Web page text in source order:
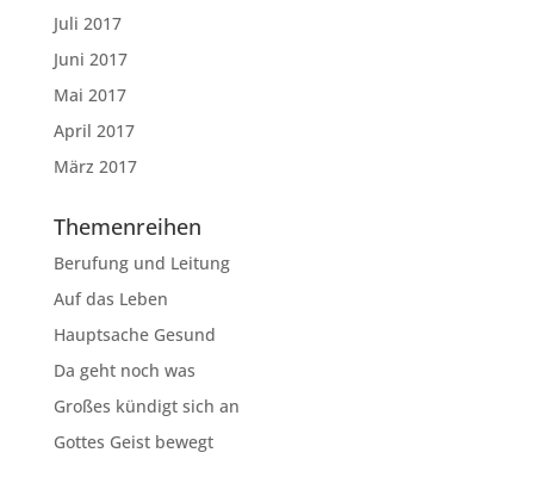
Juli 2017
Juni 2017
Mai 2017
April 2017
März 2017
Themenreihen
Berufung und Leitung
Auf das Leben
Hauptsache Gesund
Da geht noch was
Großes kündigt sich an
Gottes Geist bewegt